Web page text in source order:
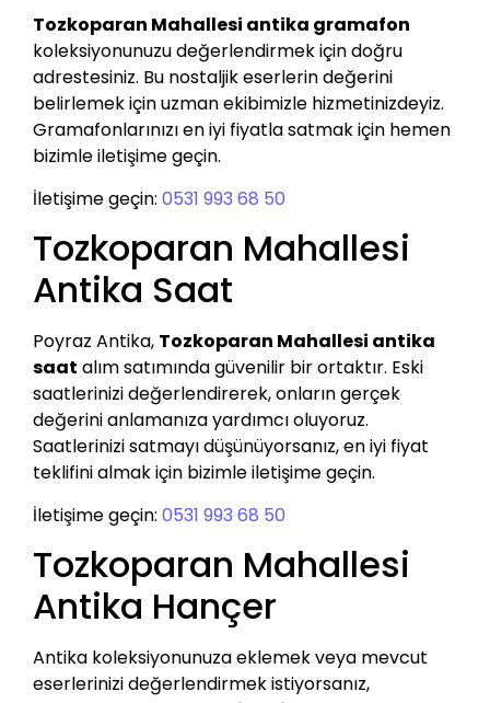
Tozkoparan Mahallesi antika gramafon
koleksiyonunuzu değerlendirmek için doğru
adrestesiniz. Bu nostaljik eserlerin değerini
belirlemek için uzman ekibimizle hizmetinizdeyiz.
Gramafonlarınızı en iyi fiyatla satmak için hemen
bizimle iletişime geçin.
İletişime geçin: 0531 993 68 50
Tozkoparan Mahallesi
Antika Saat
Poyraz Antika, Tozkoparan Mahallesi antika
saat alım satımında güvenilir bir ortaktır. Eski
saatlerinizi değerlendirerek, onların gerçek
değerini anlamanıza yardımcı oluyoruz.
Saatlerinizi satmayı düşünüyorsanız, en iyi fiyat
teklifini almak için bizimle iletişime geçin.
İletişime geçin: 0531 993 68 50
Tozkoparan Mahallesi
Antika Hançer
Antika koleksiyonunuza eklemek veya mevcut
eserlerinizi değerlendirmek istiyorsanız,